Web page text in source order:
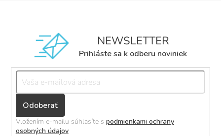
NEWSLETTER
Prihláste sa k odberu noviniek
Přihlásit
se
Vložením e-mailu súhlasíte s podmienkami ochrany
osobných údajov